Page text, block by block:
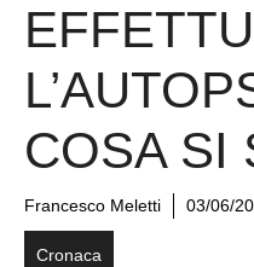
COSA SI
Francesco Meletti 03/06/
Cronaca